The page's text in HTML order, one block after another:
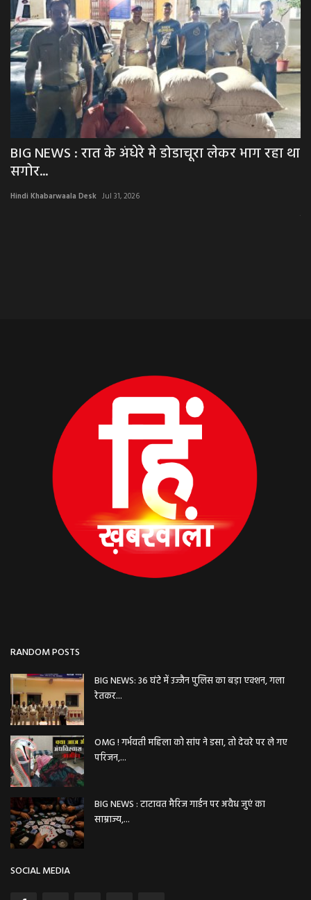
BIG NEWS : रात के अंधेरे मे डोडाचूरा लेकर भाग रहा था
सगोर...
Hindi Khabarwaala Desk Jul 31, 2026
RANDOM POSTS
BIG NEWS: 36 घंटे में उज्जैन पुलिस का बड़ा एक्शन, गला
रेतकर...
OMG ! गर्भवती महिला को सांप ने डसा, तो देवरे पर ले गए
परिजन,...
BIG NEWS : टाटावत मैरिज गार्डन पर अवैध जुएं का
साम्राज्य,...
SOCIAL MEDIA